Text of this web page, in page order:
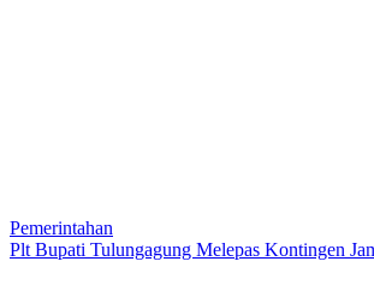
Pemerintahan
Plt Bupati Tulungagung Melepas Kontingen